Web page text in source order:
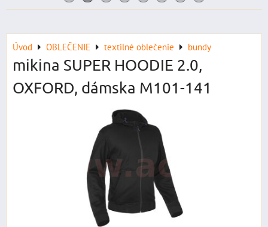
Úvod OBLEČENIE textilné oblečenie bundy
mikina SUPER HOODIE 2.0,
OXFORD, dámska M101-141